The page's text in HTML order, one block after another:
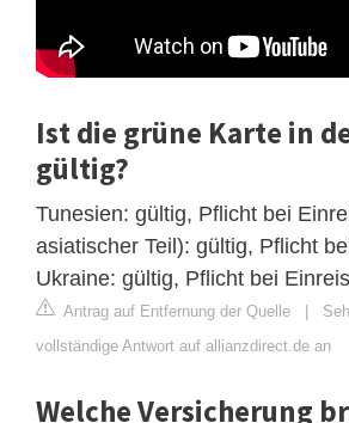
Ist die grüne Karte in
gültig?
Tunesien: gültig, Pflicht bei
asiatischer Teil): gültig, Pflicht
Ukraine: gültig, Pflicht bei
Antrag auf Entfernung der Quelle |
vollständige Antwort auf allianzdirect.de an
Welche Versicherung